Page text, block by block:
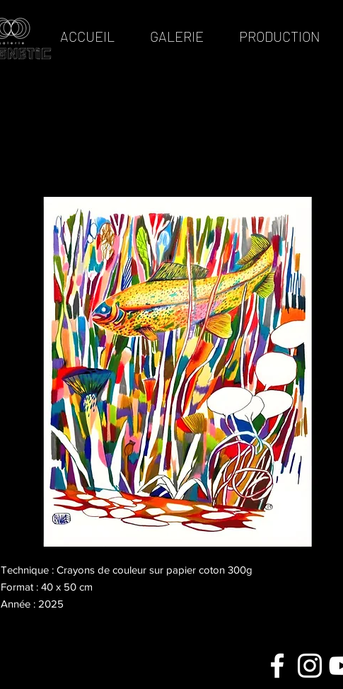
ACCUEIL GALERIE PRODUCTION
Technique : Crayons de couleur sur papier coton 300g
Format : 40 x 50 cm
Année : 2025